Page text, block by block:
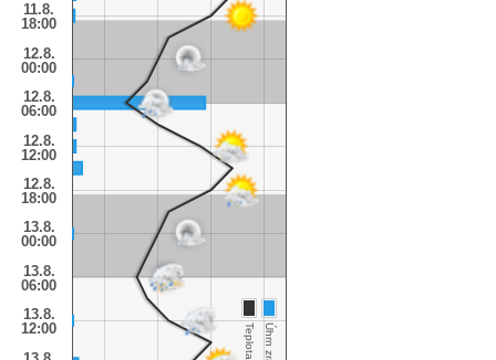
11.8.
18:00
12.8.
00:00
12.8.
06:00
12.8.
12:00
12.8.
18:00
13.8.
00:00
13.8.
06:00
13.8.
12:00
Teplota